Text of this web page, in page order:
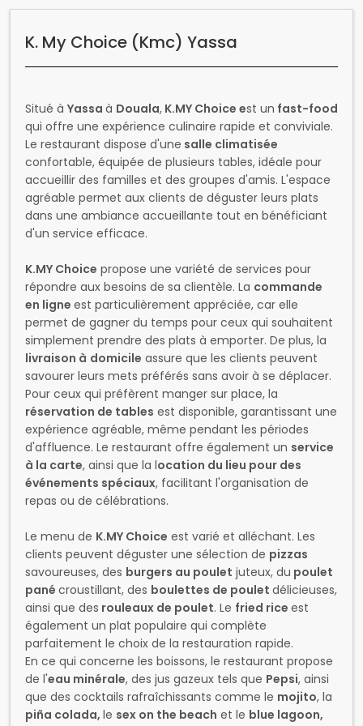
K. My Choice (Kmc) Yassa
Situé à Yassa à Douala, K.MY Choice est un fast-food
qui offre une expérience culinaire rapide et conviviale.
Le restaurant dispose d'une salle climatisée
confortable, équipée de plusieurs tables, idéale pour
accueillir des familles et des groupes d'amis. L'espace
agréable permet aux clients de déguster leurs plats
dans une ambiance accueillante tout en bénéficiant
d'un service efficace.
K.MY Choice propose une variété de services pour
répondre aux besoins de sa clientèle. La commande
en ligne est particulièrement appréciée, car elle
permet de gagner du temps pour ceux qui souhaitent
simplement prendre des plats à emporter. De plus, la
livraison à domicile assure que les clients peuvent
savourer leurs mets préférés sans avoir à se déplacer.
Pour ceux qui préfèrent manger sur place, la
réservation de tables est disponible, garantissant une
expérience agréable, même pendant les périodes
d'affluence. Le restaurant offre également un service
à la carte, ainsi que la location du lieu pour des
événements spéciaux, facilitant l'organisation de
repas ou de célébrations.
Le menu de K.MY Choice est varié et alléchant. Les
clients peuvent déguster une sélection de pizzas
savoureuses, des burgers au poulet juteux, du poulet
pané croustillant, des boulettes de poulet délicieuses,
ainsi que des rouleaux de poulet. Le fried rice est
également un plat populaire qui complète
parfaitement le choix de la restauration rapide.
En ce qui concerne les boissons, le restaurant propose
de l'eau minérale, des jus gazeux tels que Pepsi, ainsi
que des cocktails rafraîchissants comme le mojito, la
piña colada, le sex on the beach et le blue lagoon,